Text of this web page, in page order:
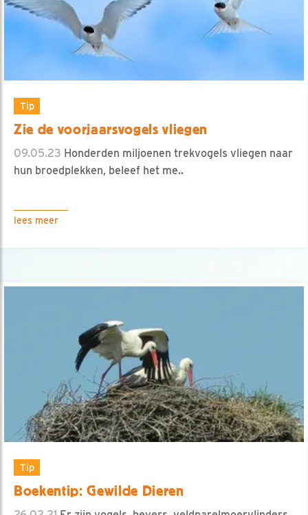
Tip
Zie de voorjaarsvogels vliegen
09.05.23 Honderden miljoenen trekvogels vliegen naar
hun broedplekken, beleef het me..
lees meer
Tip
Boekentip: Gewilde Dieren